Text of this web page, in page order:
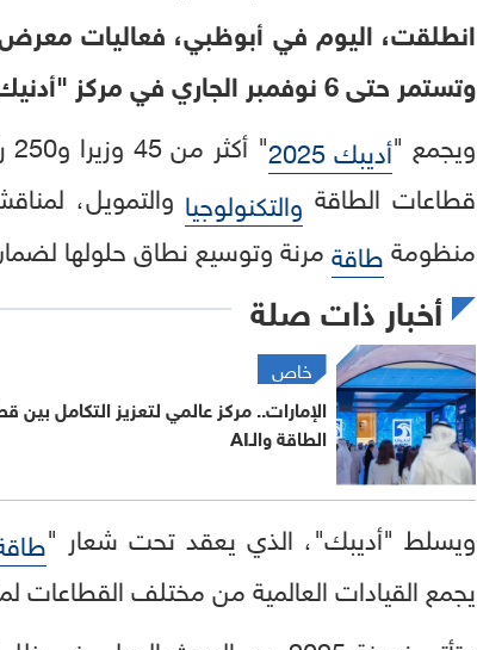
وتستمر حتى 6 نوفمبر الجاري في مركز "أدنيك أبوظبي" بمشاركة قيادات قطاع الطاقة العالمي .
ويجمع "أديبك 2025
"
قطاعات الطاقة والتكنولوجيا والتمويل،
منظومةطاقةمرنة وتوسيع نطاق حلولها
أخبار ذات صلة
خاص
الإمارات.. مركز عالمي لتعزيز التكامل بين
الطاقة والـAI
ويسلط "أديبك"، الذي يعقد تحت شعار "
يجمع القيادات العالمية من مختلف القطاعات